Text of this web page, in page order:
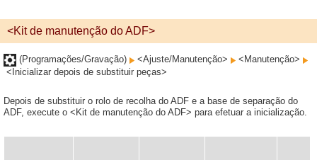
<Kit de manutenção do ADF>
(Programações/Gravação) <Ajuste/Manutenção>
<Manutenção>
<Inicializar depois de substituir peças>
Depois de substituir o rolo de recolha do ADF e a base de separação do
ADF, execute o <Kit de manutenção do ADF> para efetuar a inicialização.